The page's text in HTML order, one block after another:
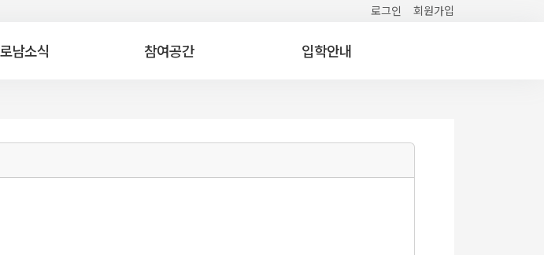
로그인 회원가입
남소식 참여공간 입학안내